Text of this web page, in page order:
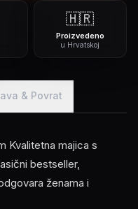
🇭🇷
Proizvedeno
u Hrvatskoj
& Povrat
Kvalitetna majica s
bestseller,
ženama i